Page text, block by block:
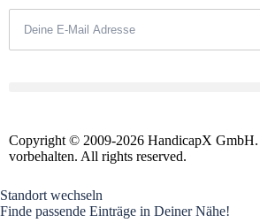
Copyright © 2009-2026 HandicapX
vorbehalten. All rights reserved.
Standort wechseln
Finde passende Einträge in Deiner Nähe!